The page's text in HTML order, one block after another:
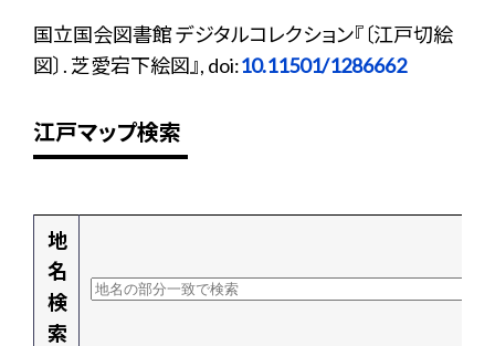
国立国会図書館 デジタルコレクション『〔江戸切絵
図〕. 芝愛宕下絵図』, doi:10.11501/1286662
江戸マップ検索
地
名
検
索